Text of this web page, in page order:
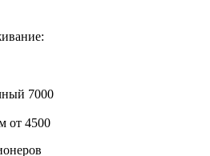
7000
от 4500